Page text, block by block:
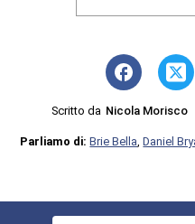
Scritto da Nicola Morisco
Parliamo di:Brie Bella,Daniel